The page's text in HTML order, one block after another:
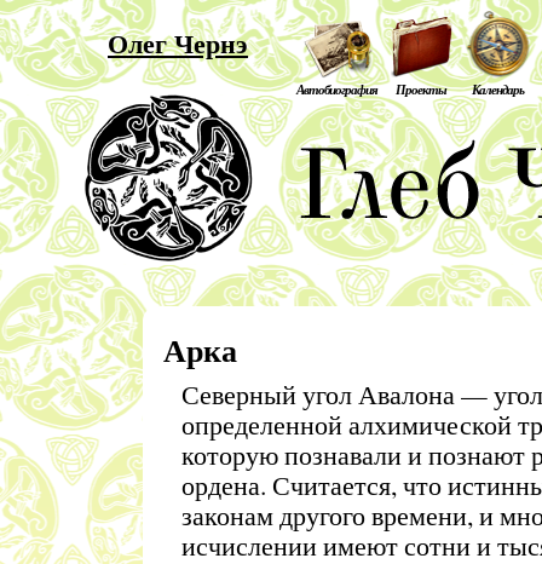
Олег Чернэ
Автобиография Проекты Календарь
Арка
Северный угол Авалона —
определенной алхимической
которую познавали и
ордена. Считается, что
законам другого времени, и
исчислении имеют сотни и